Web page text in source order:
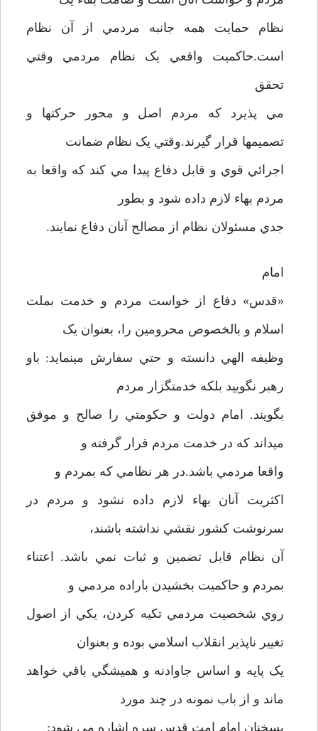
نظام حمايت همه جانبه مردمي از آن نظام
است.حاکميت واقعي يک نظام مردمي وقتي
تحقق
مي پذيرد که مردم اصل و محور حرکتها و
تصميمها قرار گيرند.وقتي يک نظام ضمانت
اجرائي قوي و قابل دفاع پيدا مي کند که واقعا به
مردم بهاء لازم داده شود و بطور
جدي مسئولان نظام از مصالح آنان دفاع نمايند.
امام
«قدس» دفاع از خواست مردم و خدمت بملت
اسلام و بالخصوص محرومين را، بعنوان يک
وظيفه الهي دانسته و حتي سفارش مينمايد: باو
رهبر نگوييد بلکه خدمتگزار مردم
بگويند. امام دولت و حکومتي را صالح و موفق
ميداند که در خدمت مردم قرار گرفته و
واقعا مردمي باشد.در هر نظامي که بمردم و
اکثريت آنان بهاء لازم داده نشود و مردم در
سرنوشت کشور نقشي نداشته باشند،
آن نظام قابل تضمين و ثبات نمي باشد. اعتناء
بمردم و حاکميت بخشيدن باراده مردمي و
روي شخصيت مردمي تکيه کردن، يکي از اصول
تغيير ناپذير انقلاب اسلامي بوده و بعنوان
يک پايه و اساس جاوادنه و هميشگي باقي خواهد
ماند و از باب نمونه در چند مورد
بسخنان امام امت قدس سره اشاره مي شود: